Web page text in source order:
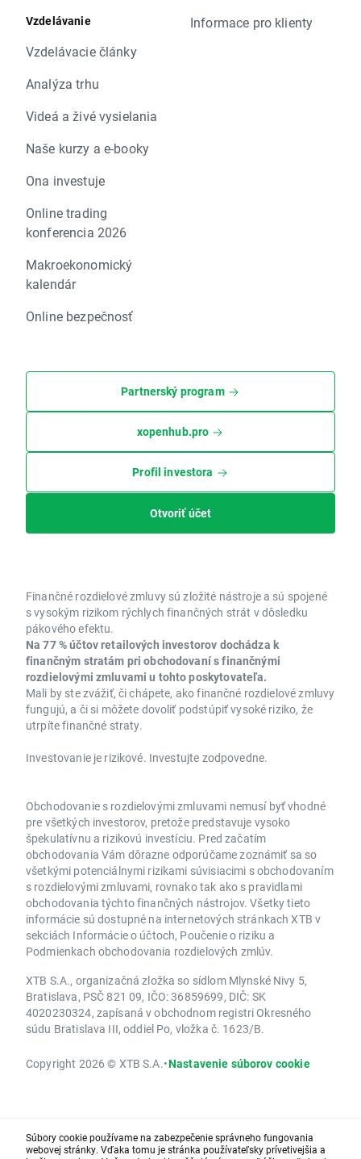
Vzdelávanie
Vzdelávacie články
Analýza trhu
Videá a živé vysielania
Naše kurzy a e-booky
Ona investuje
Online trading
konferencia 2026
Makroekonomický
kalendár
Online bezpečnosť
Informace pro klienty
Partnerský program
xopenhub.pro
Profil investora
Otvoriť účet
Finančné rozdielové zmluvy sú zložité nástroje a sú spojené
s vysokým rizikom rýchlych finančných strát v dôsledku
pákového efektu.
Na 77 % účtov retailových investorov dochádza k
finančným stratám pri obchodovaní s finančnými
rozdielovými zmluvami u tohto poskytovateľa.
Mali by ste zvážiť, či chápete, ako finančné rozdielové zmluvy
fungujú, a či si môžete dovoliť podstúpiť vysoké riziko, že
utrpíte finančné straty.
Investovanie je rizikové. Investujte zodpovedne.
Obchodovanie s rozdielovými zmluvami nemusí byť vhodné
pre všetkých investorov, pretože predstavuje vysoko
špekulatívnu a rizikovú investíciu. Pred začatím
obchodovania Vám dôrazne odporúčame zoznámiť sa so
všetkými potenciálnymi rizikami súvisiacimi s obchodovaním
s rozdielovými zmluvami, rovnako tak ako s pravidlami
obchodovania týchto finančných nástrojov. Všetky tieto
informácie sú dostupné na internetových stránkach XTB v
sekciách Informácie o účtoch, Poučenie o riziku a
Podmienkach obchodovania rozdielových zmlúv.
XTB S.A., organizačná zložka so sídlom Mlynské Nivy 5,
Bratislava, PSČ 821 09, IČO: 36859699, DIČ: SK
4020230324, zapísaná v obchodnom registri Okresného
súdu Bratislava III, oddiel Po, vložka č. 1623/B.
Copyright 2026 © XTB S.A.•Nastavenie súborov cookie
Súbory cookie používame na zabezpečenie správneho fungovania
webovej stránky. Vďaka tomu je stránka používateľsky prívetivejšia a